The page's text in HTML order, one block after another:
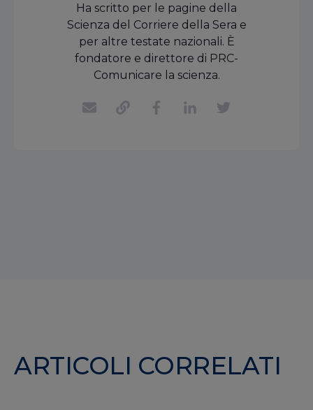
Ha scritto per le pagine della
Scienza del Corriere della Sera e
per altre testate nazionali. È
fondatore e direttore di PRC-
Comunicare la scienza.
ARTICOLI CORRELATI